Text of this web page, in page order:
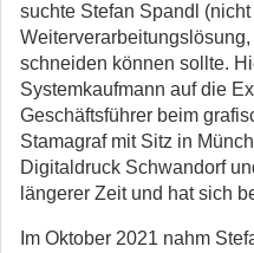
suchte Stefan Spandl
schneiden können sollte.
Systemkaufmann auf die
Geschäftsführer beim
Stamagraf mit Sitz in
Digitaldruck Schwandorf
längerer Zeit und hat sich
Im Oktober 2021 nahm